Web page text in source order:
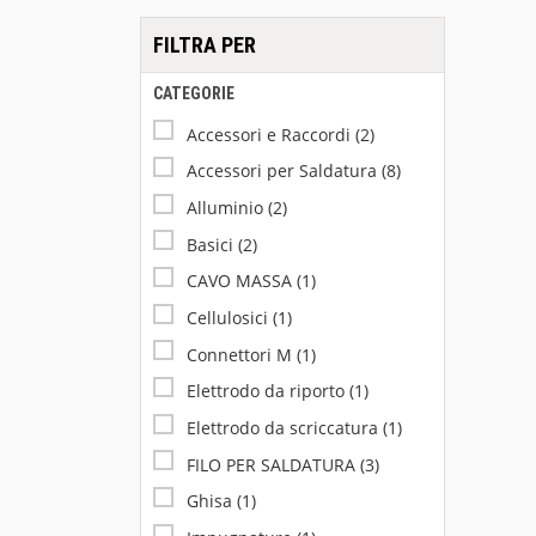
FILTRA PER
CATEGORIE
Accessori e Raccordi (2)
Accessori per Saldatura (8)
Alluminio (2)
Basici (2)
CAVO MASSA (1)
Cellulosici (1)
Connettori M (1)
Elettrodo da riporto (1)
Elettrodo da scriccatura (1)
FILO PER SALDATURA (3)
Ghisa (1)